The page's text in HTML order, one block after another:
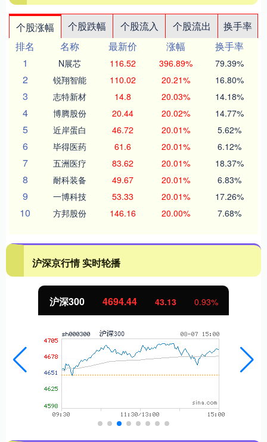
个股涨幅 个股跌幅 个股流入 个股流出
换手率
排名
名称 最新价 涨幅
换手率
1
N展芯 116.52 396.89% 79.39%
2 锐翔智能 110.02 20.21% 16.80%
3 志特新材 14.8 20.03% 14.18%
4 博腾股份 20.44 20.02% 14.77%
5 近岸蛋白 46.72 20.01% 5.62%
6 毕得医药 61.6 20.01% 6.12%
7 五洲医疗 83.62 20.01% 18.37%
8 耐科装备 49.67 20.01% 6.83%
9 一博科技 53.33 20.01% 17.26%
10 方邦股份 146.16 20.00% 7.68%
沪深京行情 实时轮播
沪深300 4694.44 43.13 0.93%